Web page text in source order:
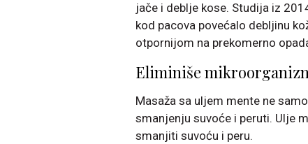
jače i deblje kose. Studija iz
kod pacova povećalo debljinu
otpornijom na prekomerno
Eliminiše
Masaža sa uljem mente ne
smanjenju suvoće i peruti. Ulje
smanjiti suvoću i peru.